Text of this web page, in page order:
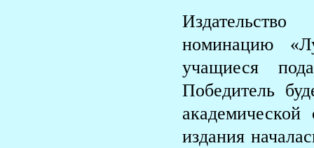
номинацию
учащиеся
Победитель
издания